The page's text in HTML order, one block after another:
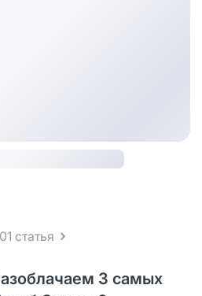
статья
3 самых